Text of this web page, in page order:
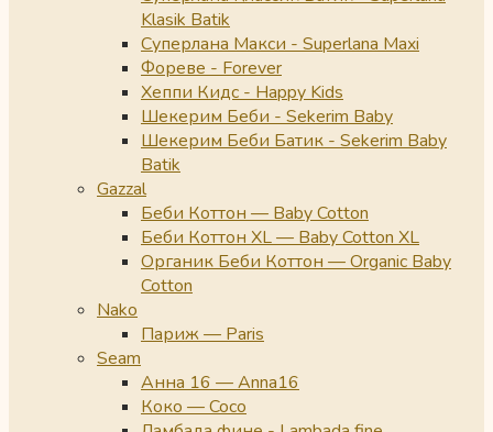
Klasik Batik
Суперлана Макси - Superlana Maxi
Фореве - Forever
Хеппи Кидс - Happy Kids
Шекерим Беби - Sekerim Baby
Шекерим Беби Батик - Sekerim Baby
Batik
Gazzal
Беби Коттон — Baby Cotton
Беби Коттон XL — Baby Cotton XL
Органик Беби Коттон — Organic Baby
Cotton
Nako
Париж — Paris
Seam
Анна 16 — Anna16
Коко — Coco